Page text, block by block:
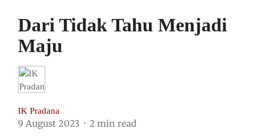
Dari Tidak Tahu Menjadi
Maju
IK Pradana
9 August 2023 2 min read